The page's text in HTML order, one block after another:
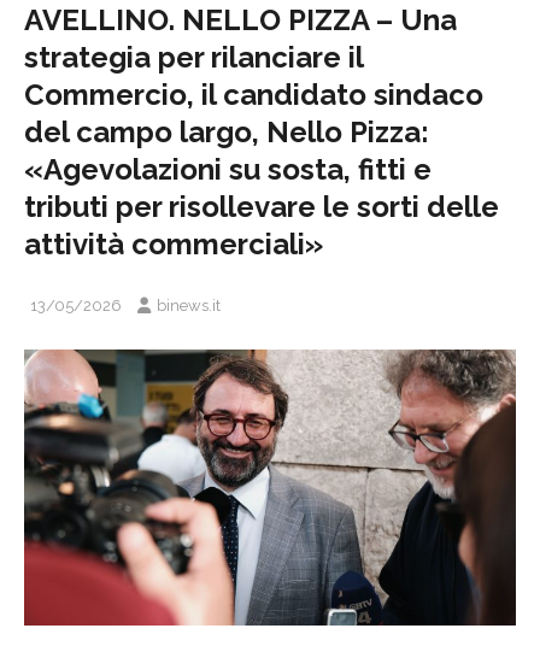
AVELLINO. NELLO PIZZA – Una
strategia per rilanciare il
Commercio, il candidato sindaco
del campo largo, Nello Pizza:
«Agevolazioni su sosta, fitti e
tributi per risollevare le sorti delle
attività commerciali»
13/05/2026 binews.it